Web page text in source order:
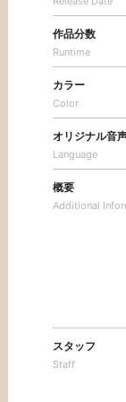
作品分数
Runtime
カラー
Color
オリジナル音
Language
概要
Additional
スタッフ
Staff